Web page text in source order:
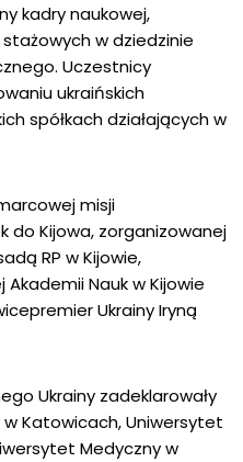
kadry naukowej,
w dziedzinie
Uczestnicy
ukraińskich
spółkach działających w
misji
do Kijowa, zorganizowanej
RP w Kijowie,
Nauk w Kijowie
Ukrainy Iryną
Ukrainy zadeklarowały
Katowicach, Uniwersytet
Medyczny w